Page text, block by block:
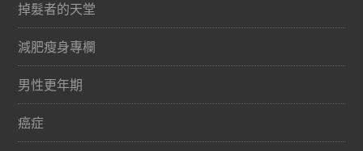
掉髮者的天堂
減肥瘦身專欄
男性更年期
癌症